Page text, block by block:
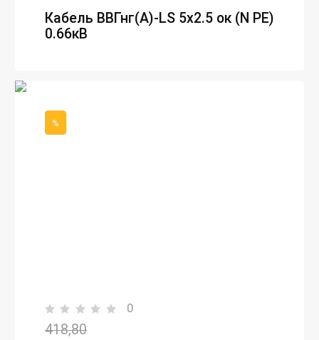
Кабель ВВГнг(А)-LS 5х2.5 ок (N PE)
0.66кВ
%
0
418,80